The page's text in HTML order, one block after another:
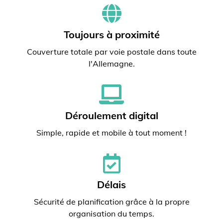
Toujours à proximité
Couverture totale par voie postale dans toute
l'Allemagne.
Déroulement digital
Simple, rapide et mobile à tout moment !
Délais
Sécurité de planification grâce à la propre
organisation du temps.